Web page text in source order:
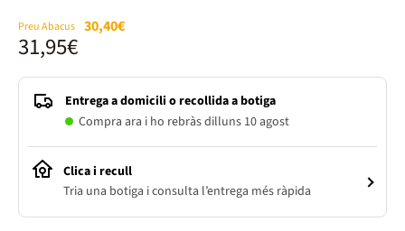
Preu Abacus 30,40€
31,95€
Entrega a domicili o recollida a botiga
Compra ara i ho rebràs dilluns 10 agost
Clica i recull
Tria una botiga i consulta l’entrega més ràpida